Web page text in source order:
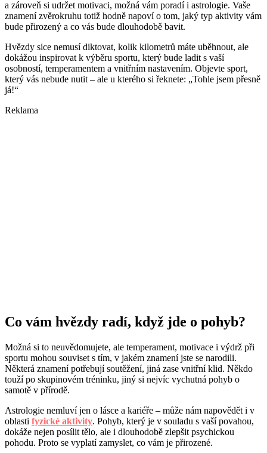
a zároveň si udržet motivaci, možná vám poradí i astrologie. Vaše
znamení zvěrokruhu totiž hodně napoví o tom, jaký typ aktivity vám
bude přirozený a co vás bude dlouhodobě bavit.
Hvězdy sice nemusí diktovat, kolik kilometrů máte uběhnout, ale
dokážou inspirovat k výběru sportu, který bude ladit s vaší
osobností, temperamentem a vnitřním nastavením. Objevte sport,
který vás nebude nutit – ale u kterého si řeknete: „Tohle jsem přesně
já!“
Reklama
Co vám hvězdy radí, když jde o pohyb?
Možná si to neuvědomujete, ale temperament, motivace i výdrž při
sportu mohou souviset s tím, v jakém znamení jste se narodili.
Některá znamení potřebují soutěžení, jiná zase vnitřní klid. Někdo
touží po skupinovém tréninku, jiný si nejvíc vychutná pohyb o
samotě v přírodě.
Astrologie nemluví jen o lásce a kariéře – může nám napovědět i v
oblasti fyzické aktivity. Pohyb, který je v souladu s vaší povahou,
dokáže nejen posílit tělo, ale i dlouhodobě zlepšit psychickou
pohodu. Proto se vyplatí zamyslet, co vám je přirozené.